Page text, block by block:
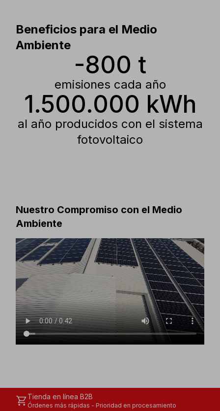
se ha traducido en una reducción significativa del
consumo energético.
Beneficios para el Medio
Ambiente
-800 t
emisiones cada año
1.500.000 kWh
al año producidos con el sistema
fotovoltaico
Nuestro Compromiso con el Medio
Ambiente
shopping_cartTienda en línea B2B
Órdenes más rápidas - Prioridad en procesamiento